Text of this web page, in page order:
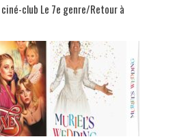
ciné-club Le 7e genre/Retour à